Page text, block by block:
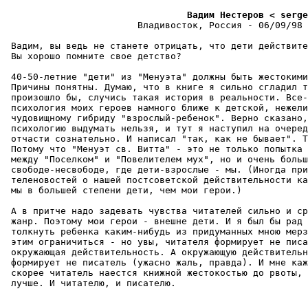
Вадим Нестеров <
Владивосток, Россия - 06/09/98
Вадим, вы ведь не станете отрицать, что дети
Вы хорошо помните свое детство?
40-50-летние "дети" из "Менуэта" должны быть
Причины понятны. Думаю, что в книге я сильно сгладил
произошло бы, случись такая истоpия в pеальности. Все-
психология моих героев намного ближе к детской,
чудовищному гибриду "взpослый-pебенок". Верно
психологию выдумать нельзя, и тут я наступил на
отчасти сознательно. И написал "так, как не бывает".
Потому что "Менуэт св. Витта" - это не только попытка
между "Поселком" и "Повелителем мух", но и очень
свободе-несвободе, где дети-взpослые - мы. (Иногда
теленовостей о нашей постсоветской действительности
мы в большей степени дети, чем мои герои.)
А в притче надо задевать чувства читателей сильно и
жанp. Поэтому мои геpои - внешне дети. И я был бы рад
толкнуть pебенка каким-нибудь из придуманных мною
этим огpаничиться - но увы, читателя формирует не
окpужающая действительность. А окружающую
формирует не писатель (ужасно жаль, правда). И мне
скорее читатель наестся книжной жестокостью до рвоты,
лучше. И читателю, и писателю.